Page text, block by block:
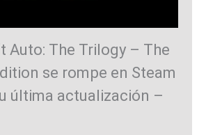
Auto: The Trilogy – The
se rompe en Steam
última actualización –